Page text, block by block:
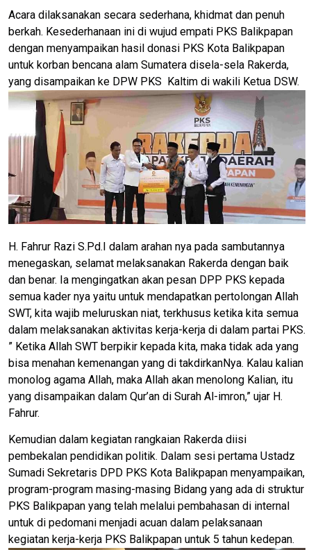
Acara dilaksanakan secara sederhana, khidmat dan penuh
berkah. Kesederhanaan ini di wujud empati PKS Balikpapan
dengan menyampaikan hasil donasi PKS Kota Balikpapan
untuk korban bencana alam Sumatera disela-sela Rakerda,
yang disampaikan ke DPW PKS Kaltim di wakili Ketua DSW.
H. Fahrur Razi S.Pd.I dalam arahan nya pada sambutannya
menegaskan, selamat melaksanakan Rakerda dengan baik
dan benar. Ia mengingatkan akan pesan DPP PKS kepada
semua kader nya yaitu untuk mendapatkan pertolongan Allah
SWT, kita wajib meluruskan niat, terkhusus ketika kita semua
dalam melaksanakan aktivitas kerja-kerja di dalam partai PKS.
” Ketika Allah SWT berpikir kepada kita, maka tidak ada yang
bisa menahan kemenangan yang di takdirkanNya. Kalau kalian
monolog agama Allah, maka Allah akan menolong Kalian, itu
yang disampaikan dalam Qur’an di Surah Al-imron,” ujar H.
Fahrur.
Kemudian dalam kegiatan rangkaian Rakerda diisi
pembekalan pendidikan politik. Dalam sesi pertama Ustadz
Sumadi Sekretaris DPD PKS Kota Balikpapan menyampaikan,
program-program masing-masing Bidang yang ada di struktur
PKS Balikpapan yang telah melalui pembahasan di internal
untuk di pedomani menjadi acuan dalam pelaksanaan
kegiatan kerja-kerja PKS Balikpapan untuk 5 tahun kedepan.